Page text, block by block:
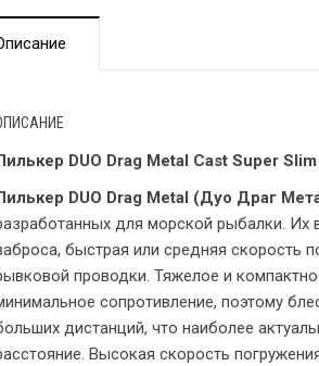
DUO Drag Metal Cast Super Slim
DUO Drag Metal (Дуо Драг
для морской рыбалки.
быстрая или средняя скорость
проводки. Тяжелое и
сопротивление, поэтому
дистанций, что наиболее
Высокая скорость